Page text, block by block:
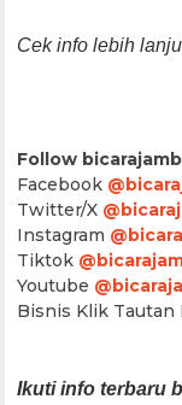
Cek info lebih
Follow
Facebook
Twitter/X
Instagram
Tiktok
Youtube
Bisnis Klik Tautan
Ikuti info terbaru